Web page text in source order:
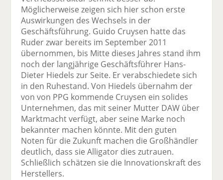
Möglicherweise zeigen sich hier schon erste
Auswirkungen des Wechsels in der
Geschäftsführung. Guido Cruysen hatte das
Ruder zwar bereits im September 2011
übernommen, bis Mitte dieses Jahres stand ihm
noch der langjährige Geschäftsführer Hans-
Dieter Hiedels zur Seite. Er verabschiedete sich
in den Ruhestand. Von Hiedels übernahm der
von von PPG kommende Cruysen ein solides
Unternehmen, das mit seiner Mutter DAW über
Marktmacht verfügt, aber seine Marke noch
bekannter machen könnte. Mit den guten
Noten für die Zukunft machen die Großhändler
deutlich, dass sie Alligator dies zutrauen.
Schließlich schätzen sie die Innovationskraft des
Herstellers.